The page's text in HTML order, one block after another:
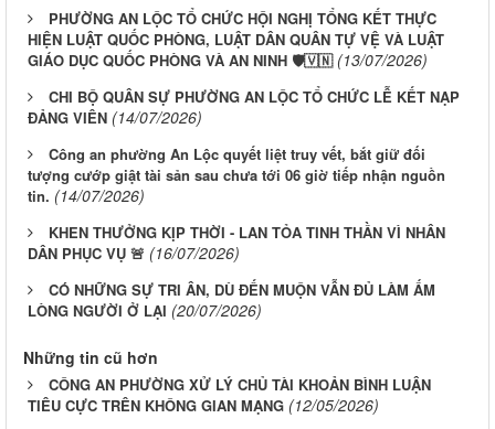
PHƯỜNG AN LỘC TỔ CHỨC HỘI NGHỊ TỔNG KẾT THỰC
HIỆN LUẬT QUỐC PHÒNG, LUẬT DÂN QUÂN TỰ VỆ VÀ LUẬT
GIÁO DỤC QUỐC PHÒNG VÀ AN NINH 🛡️🇻🇳 (13/07/2026)
CHI BỘ QUÂN SỰ PHƯỜNG AN LỘC TỔ CHỨC LỄ KẾT NẠP
ĐẢNG VIÊN (14/07/2026)
Công an phường An Lộc quyết liệt truy vết, bắt giữ đối
tượng cướp giật tài sản sau chưa tới 06 giờ tiếp nhận nguồn
tin. (14/07/2026)
KHEN THƯỞNG KỊP THỜI - LAN TỎA TINH THẦN VÌ NHÂN
DÂN PHỤC VỤ 🚨 (16/07/2026)
CÓ NHỮNG SỰ TRI ÂN, DÙ ĐẾN MUỘN VẪN ĐỦ LÀM ẤM
LÒNG NGƯỜI Ở LẠI (20/07/2026)
Những tin cũ hơn
CÔNG AN PHƯỜNG XỬ LÝ CHỦ TÀI KHOẢN BÌNH LUẬN
TIÊU CỰC TRÊN KHÔNG GIAN MẠNG (12/05/2026)